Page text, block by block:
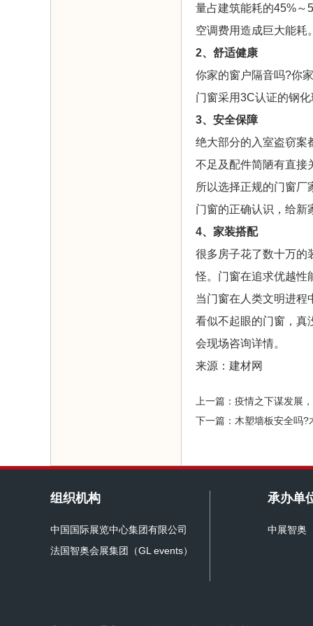
量占建筑能耗的45%～
空调费用造成巨大能耗
2、舒适健康
你家的窗户隔音吗?你
门窗采用3C认证的钢
3、安全保障
绝大部分的入室盗窃案
不足及配件简陋有直接
所以选择正规的门窗
门窗的正确认识，给新
4、家装搭配
很多房子花了数十万的
怪。门窗在追求优越性
当门窗在人类文明进程
看似不起眼的门窗，真
会现场咨询详情。
来源：建材网
上一篇：疫情之下谋发展
下一篇：木塑墙板安全吗?
组织机构
中国国际展览中心集团有限公司
法国智奥会展集团（GL events）
承办单
中展智奥